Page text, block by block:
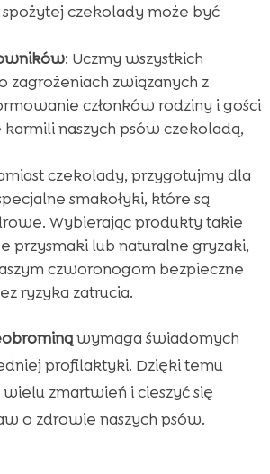
czekolady może być
: Uczmy wszystkich
związanych z
członków rodziny i gości
naszych psów czekoladą,
czekolady, przygotujmy dla
smakołyki, które są
Wybierając produkty takie
przysmaki lub naturalne gryzaki,
czworonogom bezpieczne
ryzyka zatrucia.
wymaga świadomych
profilaktyki. Dzięki temu
zmartwień i cieszyć się
o zdrowie naszych psów.